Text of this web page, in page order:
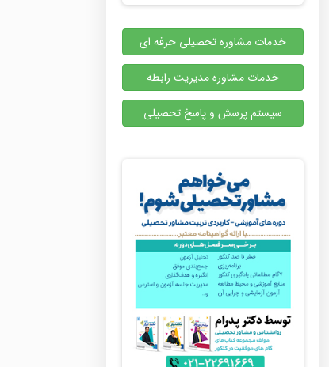
خدمات مشاوره تحصیلی حرفه ای
خدمات مشاوره مدیریت رابطه
سیستم پرسش و پاسخ تحصیلی